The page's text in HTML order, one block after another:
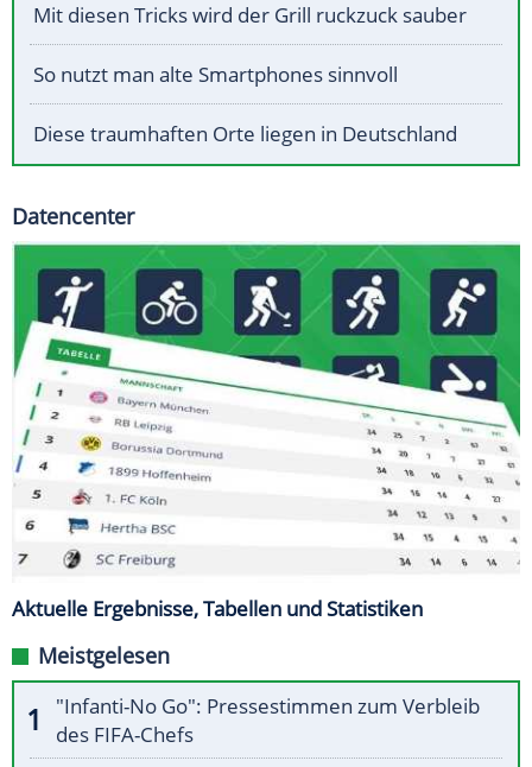
Mit diesen Tricks wird der Grill ruckzuck sauber
So nutzt man alte Smartphones sinnvoll
Diese traumhaften Orte liegen in Deutschland
Datencenter
Aktuelle Ergebnisse, Tabellen und Statistiken
Meistgelesen
"Infanti-No Go": Pressestimmen zum Verbleib
des FIFA-Chefs